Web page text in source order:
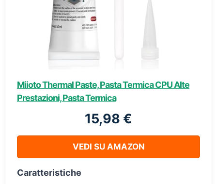
Miioto Thermal Paste, Pasta Termica CPU Alte
Prestazioni, Pasta Termica
15,98 €
VEDI SU AMAZON
Caratteristiche